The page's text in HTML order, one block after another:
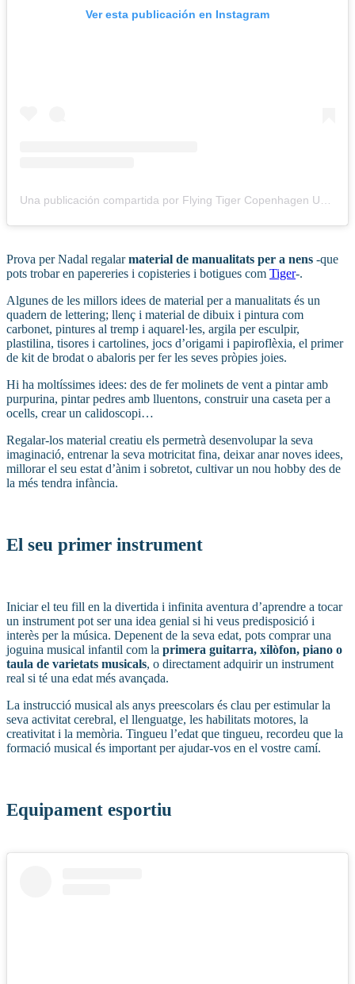
Ver esta publicación en Instagram
Una publicación compartida por Flying Tiger Copenhagen UK & Ireland (@flyingtiger)
Prova per Nadal regalarmaterial de manualitats per a nens -que
pots trobar en papereries i copisteries i botigues com Tiger-.
Algunes de les millors idees de material per a manualitats és un
quadern de lettering; llenç i material de dibuix i pintura com
carbonet, pintures al tremp i aquarel·les, argila per esculpir,
plastilina, tisores i cartolines, jocs d’origami i papiroflèxia, el primer
de kit de brodat o abaloris per fer les seves pròpies joies.
Hi ha moltíssimes idees: des de fer molinets de vent a pintar amb
purpurina, pintar pedres amb lluentons, construir una caseta per a
ocells, crear un calidoscopi…
Regalar-los material creatiu els permetrà desenvolupar la seva
imaginació, entrenar la seva motricitat fina, deixar anar noves idees,
millorar el seu estat d’ànim i sobretot, cultivar un nou hobby des de
la més tendra infància.
El seu primer instrument
Iniciar el teu fill en la divertida i infinita aventura d’aprendre a tocar
un instrument pot ser una idea genial si hi veus predisposició i
interès per la música. Depenent de la seva edat, pots comprar una
joguina musical infantil com la primera guitarra, xilòfon, piano o
taula de varietats musicals, o directament adquirir un instrument
real si té una edat més avançada.
La instrucció musical als anys preescolars és clau per estimular la
seva activitat cerebral, el llenguatge, les habilitats motores, la
creativitat i la memòria. Tingueu l’edat que tingueu, recordeu que la
formació musical és important per ajudar-vos en el vostre camí.
Equipament esportiu